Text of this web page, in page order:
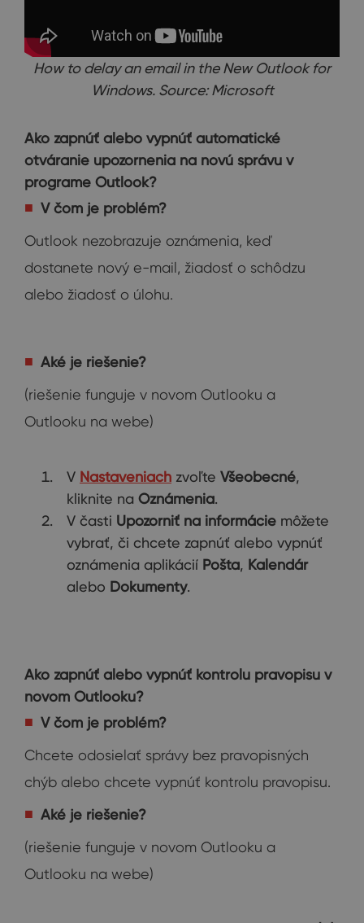
How to delay an email in the New Outlook for
Windows. Source: Microsoft
Ako zapnúť alebo vypnúť automatické
otváranie upozornenia na novú správu v
programe Outlook?
V čom je problém?
Outlook nezobrazuje oznámenia, keď
dostanete nový e-mail, žiadosť o schôdzu
alebo žiadosť o úlohu.
Aké je riešenie?
(riešenie funguje v novom Outlooku a
Outlooku na webe)
V Nastaveniach zvoľte Všeobecné,
kliknite na Oznámenia.
V časti Upozorniť na informácie môžete
vybrať, či chcete zapnúť alebo vypnúť
oznámenia aplikácií Pošta, Kalendár
alebo Dokumenty.
Ako zapnúť alebo vypnúť kontrolu pravopisu v
novom Outlooku?
V čom je problém?
Chcete odosielať správy bez pravopisných
chýb alebo chcete vypnúť kontrolu pravopisu.
Aké je riešenie?
(riešenie funguje v novom Outlooku a
Outlooku na webe)